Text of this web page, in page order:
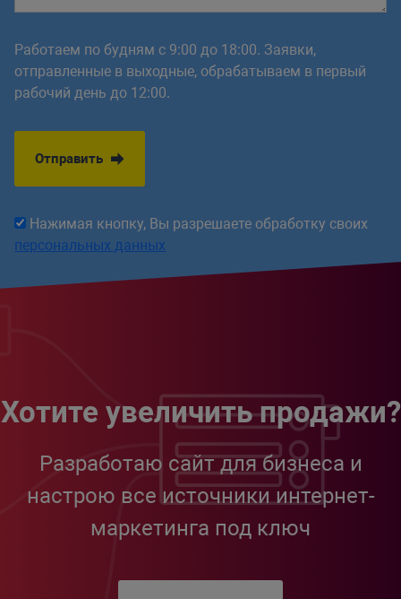
Работаем по будням с 9:00 до 18:00. Заявки,
отправленные в выходные, обрабатываем в первый
рабочий день до 12:00.
Отправить
Нажимая кнопку, Вы разрешаете обработку своих
персональных данных
Хотите увеличить продажи?
Разработаю сайт для бизнеса и
настрою все источники интернет-
маркетинга под ключ